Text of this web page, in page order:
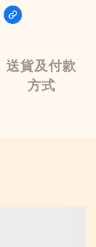
送貨及付款
方式